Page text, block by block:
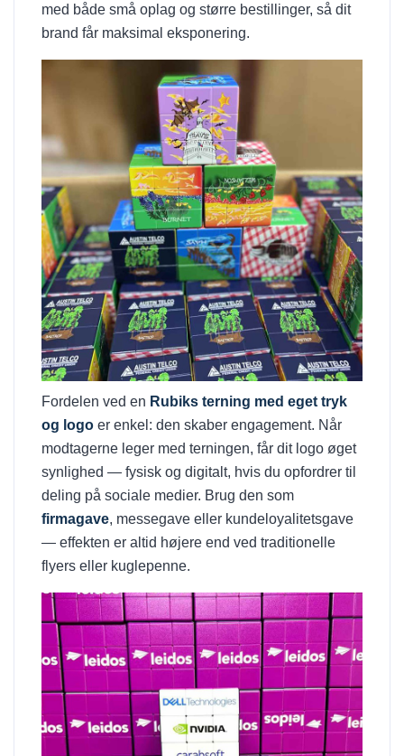
med både små oplag og større bestillinger, så dit
brand får maksimal eksponering.
Fordelen ved en Rubiks terning med eget tryk
og logo er enkel: den skaber engagement. Når
modtagerne leger med terningen, får dit logo øget
synlighed — fysisk og digitalt, hvis du opfordrer til
deling på sociale medier. Brug den som
firmagave, messegave eller kundeloyalitetsgave
— effekten er altid højere end ved traditionelle
flyers eller kuglepenne.